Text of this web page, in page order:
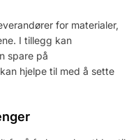
for materialer,
I tillegg kan
spare på
hjelpe til med å sette